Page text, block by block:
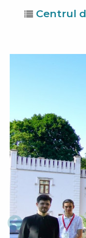
Centrul